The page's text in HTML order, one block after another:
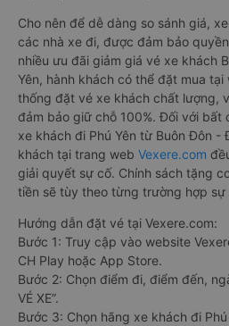
Cho nên để dễ dàng so sánh giá,
các nhà xe đi, được đảm bảo
nhiều ưu đãi giảm giá vé xe khách
Yên, hành khách có thể đặt mua tại
thống đặt vé xe khách chất lượng,
đảm bảo giữ chỗ 100%. Đối với bất
xe khách đi Phú Yên từ Buôn Đôn -
khách tại trang web Vexere.com
giải quyết sự cố. Chính sách tặng
tiền sẽ tùy theo từng trường hợp sự
Hướng dẫn đặt vé tại Vexere.com:
Bước 1: Truy cập vào website
CH Play hoặc App Store.
Bước 2: Chọn điểm đi, điểm đến,
VÉ XE”.
Bước 3: Chọn hãng xe khách đi